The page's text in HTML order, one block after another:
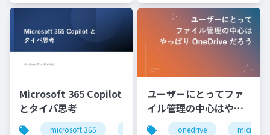
Microsoft 365 Copilot
とタイパ思考
microsoft 365 copilot
ユーザーにとってファ
イル管理の中心はやっ
ぱり OneDrive だろう
onedrive